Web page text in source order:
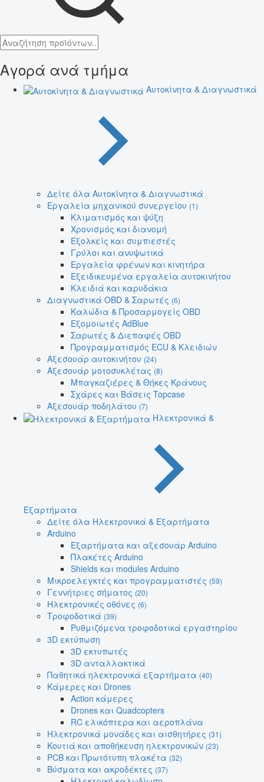
Αγορά ανά τμήμα
Αυτοκίνητα & Διαγνωστικά
Δείτε όλα Αυτοκίνητα & Διαγνωστικά
Εργαλεία μηχανικού συνεργείου (1)
Κλιματισμός και ψύξη
Χρονισμός και διανομή
Εξολκείς και συμπιεστές
Γρύλοι και ανυψωτικά
Εργαλεία φρένων και κινητήρα
Εξειδικευμένα εργαλεία αυτοκινήτου
Κλειδιά και καρυδάκια
Διαγνωστικά OBD & Σαρωτές (6)
Καλώδια & Προσαρμογείς OBD
Εξομοιωτές AdBlue
Σαρωτές & Διεπαφές OBD
Προγραμματισμός ECU & Κλειδιών
Αξεσουάρ αυτοκινήτου (24)
Αξεσουάρ μοτοσυκλέτας (8)
Μπαγκαζιέρες & Θήκες Κράνους
Σχάρες και Βάσεις Topcase
Αξεσουάρ ποδηλάτου (7)
Ηλεκτρονικά &
Εξαρτήματα
Δείτε όλα Ηλεκτρονικά & Εξαρτήματα
Arduino
Εξαρτήματα και αξεσουάρ Arduino
Πλακέτες Arduino
Shields και modules Arduino
Μικροελεγκτές και προγραμματιστές (59)
Γεννήτριες σήματος (20)
Ηλεκτρονικές οθόνες (6)
Τροφοδοτικά (39)
Ρυθμιζόμενα τροφοδοτικά εργαστηρίου
3D εκτύπωση
3D εκτυπωτές
3D ανταλλακτικά
Παθητικά ηλεκτρονικά εξαρτήματα (40)
Κάμερες και Drones
Action κάμερες
Drones και Quadcopters
RC ελικόπτερα και αεροπλάνα
Ηλεκτρονικά μονάδες και αισθητήρες (31)
Κουτιά και αποθήκευση ηλεκτρονικών (23)
PCB και Πρωτότυπη πλακέτα (32)
Βύσματα και ακροδέκτες (37)